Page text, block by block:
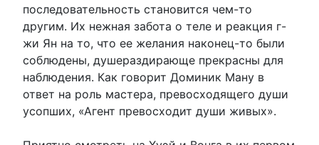
последовательность становится чем-то
другим. Их нежная забота о теле и реакция г-
жи Ян на то, что ее желания наконец-то были
соблюдены, душераздирающе прекрасны для
наблюдения. Как говорит Доминик Ману в
ответ на роль мастера, превосходящего души
усопших, «Агент превосходит души живых».